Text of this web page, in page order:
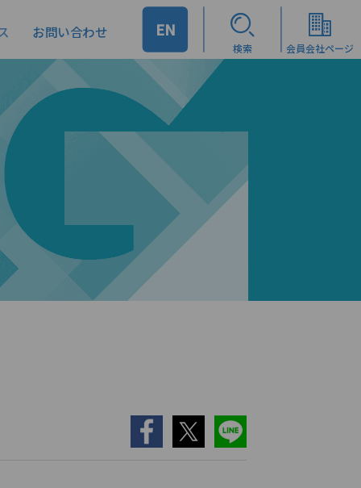
お問い合わせ EN
検索 会員会社ページ